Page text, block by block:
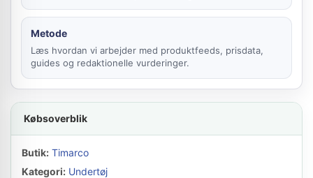
Metode
Læs hvordan vi arbejder med produktfeeds, prisdata,
guides og redaktionelle vurderinger.
Købsoverblik
Butik: Timarco
Kategori: Undertøj